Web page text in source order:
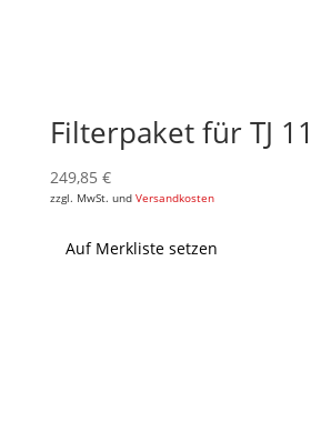
Filterpaket für TJ
249,85 €
zzgl. MwSt. und Versandkosten
Auf Merkliste setzen